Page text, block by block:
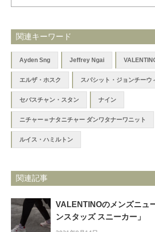
関連キーワード
Ayden Sng Jeffrey Ngai
エルザ・ホスク スパシット・ジョンチーウ
セバスチャン・スタン ナイン
ニチャー＝ナタニチャー ダンワタナーワニット
ルイス・ハミルトン
関連記事
VALENTINOのメンズニュ
ンスタッズ スニーカー」